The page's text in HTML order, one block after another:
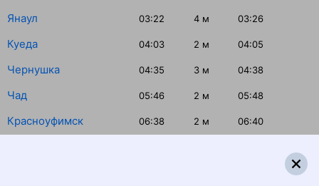
Янаул 03:22 4 м 03:26
Куеда 04:03 2 м 04:05
Чернушка 04:35 3 м 04:38
Чад 05:46 2 м 05:48
Красноуфимск 06:38 2 м 06:40